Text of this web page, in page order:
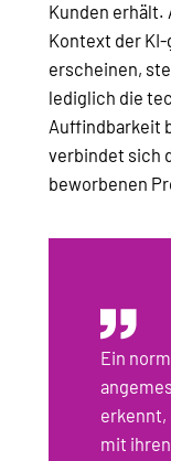
Kunden erhält.
Kontext der
erscheinen,
lediglich die
Auffindbarkeit
verbindet sich
beworbenen
Ein
erkennt,
mit